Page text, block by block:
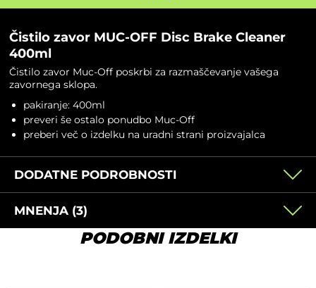
Čistilo zavor MUC-OFF Disc Brake Cleaner
400ml
Čistilo zavor Muc-Off poskrbi za razmaščevanje vašega
zavornega sklopa.
pakiranje: 400ml
preveri še ostalo ponudbo Muc-Off
preberi več o izdelku na uradni strani proizvajalca
DODATNE PODROBNOSTI
MNENJA (3)
PODOBNI IZDELKI